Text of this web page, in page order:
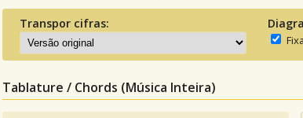
Transpor cifras:
Tablature / Chords (Música Inteira)